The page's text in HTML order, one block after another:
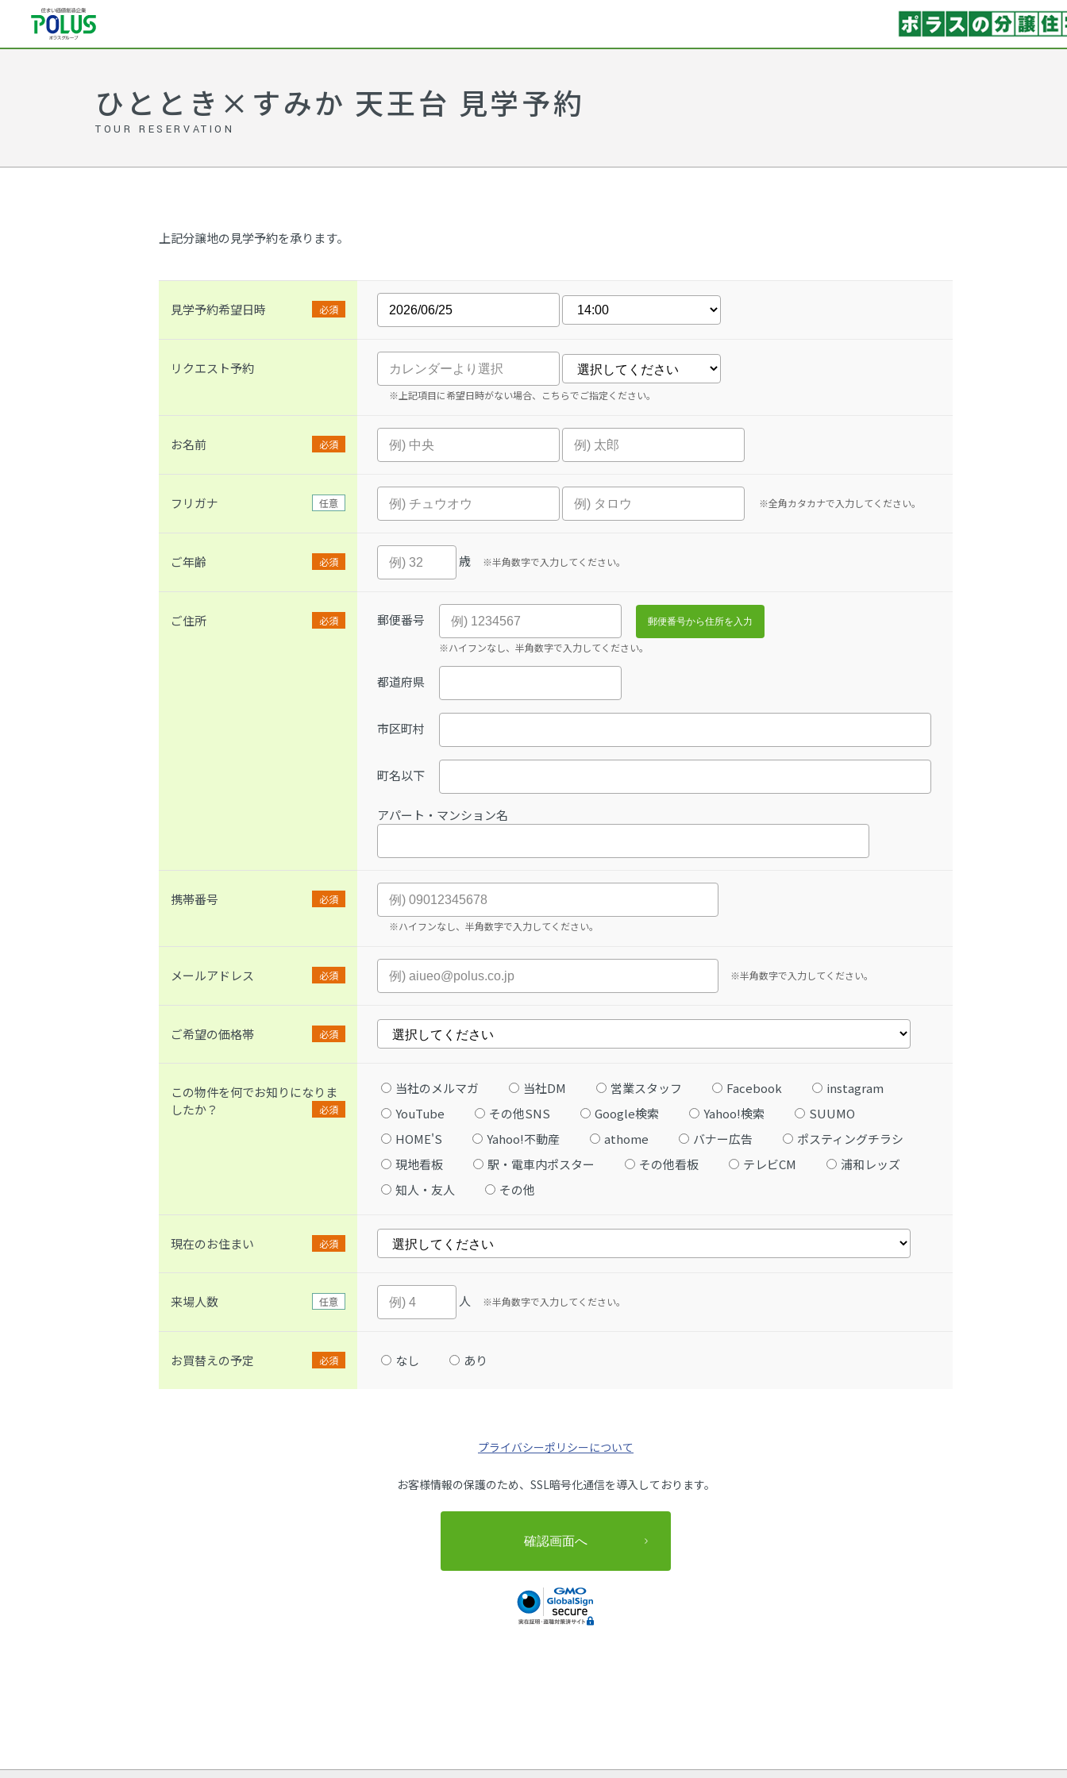
ひととき×すみか 天王台 見学予約
TOUR RESERVATION
上記分譲地の見学予約を承ります。
見学予約希望日時 必須
リクエスト予約
※上記項目に希望日時がない場合、こちらでご指定ください。
お名前 必須
フリガナ 任意 ※全角カタカナで入力してください。
ご年齢 必須 歳 ※半角数字で入力してください。
ご住所 必須 郵便番号
※ハイフンなし、半角数字で入力してください。
都道府県
市区町村
町名以下
アパート・マンション名
携帯番号
必須
※ハイフンなし、半角数字で入力してください。
メールアドレス 必須 ※半角数字で入力してください。
ご希望の価格帯 必須
この物件を何でお知りになりま
したか？
必須
当社のメルマガ 当社DM 営業スタッフ Facebook
instagram
YouTube
その他SNS Google検索 Yahoo!検索
SUUMO
HOME'S
Yahoo!不動産 athome バナー広告
ポスティングチラシ
現地看板
駅・電車内ポスター その他看板 テレビCM
浦和レッズ
知人・友人
その他
現在のお住まい 必須
来場人数 任意 人 ※半角数字で入力してください。
お買替えの予定 必須 なし あり
プライバシーポリシーについて
お客様情報の保護のため、SSL暗号化通信を導入しております。